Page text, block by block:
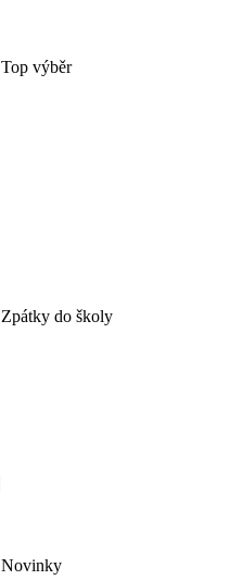
Top výběr
Zpátky do školy
Novinky